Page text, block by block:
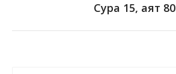
Сура 15, аят 80